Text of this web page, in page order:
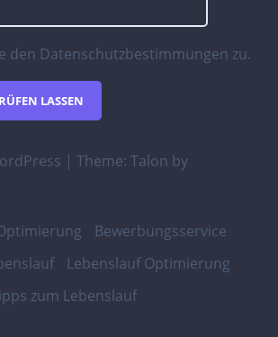
den Datenschutzbestimmungen zu.
| Theme: Talon by
Bewerbungsservice
Lebenslauf Optimierung
zum Lebenslauf